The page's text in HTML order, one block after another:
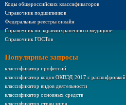
Коды общероссийских классификаторов
Справочник подшипников
Федеральные реестры онлайн
Справочник по здравоохранению и медицине
Справочник ГОСТов
Популярные запросы
классификатор профессий
классификатор кодов ОКВЭД 2017 с расшифровкой
классификатор видов деятельности
классификатор основных средств
классификатор стран мира